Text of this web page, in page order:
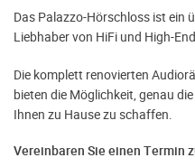
Das Palazzo-Hörschloss ist ein
Liebhaber von HiFi und High-
Die komplett renovierten
bieten die Möglichkeit, genau
Ihnen zu Hause zu schaffen.
Vereinbaren Sie einen Termin